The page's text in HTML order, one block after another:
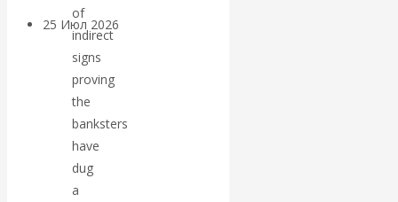
25 Июл 2026
«Об этом
молчат»:
экономист
of
indirect
signs
proving
the
banksters
have
dug
a